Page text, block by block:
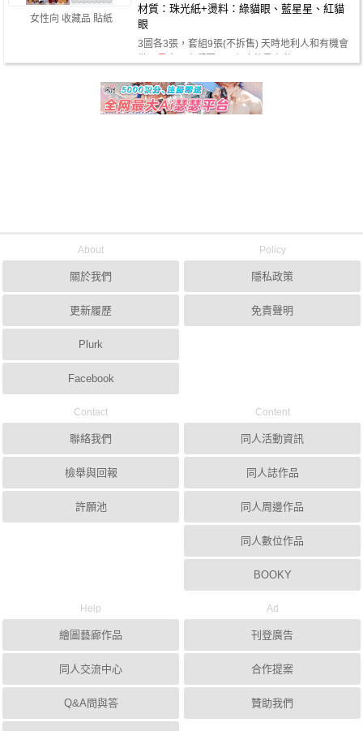
女性向 收藏品 貼紙
材質：珠光紙+燙料：綠貓眼、藍星星、紅貓
眼
3圖各3張，套組9張(不拆售) 天時地利人和有機會
About
關於我們
更新履歷
Plurk
Facebook
Policy
隱私政策
免責聲明
Contact
聯絡我們
檢舉與回報
許願池
Content
同人活動資訊
同人誌作品
同人周邊作品
同人數位作品
BOOKY
Help
繪圖藝廊作品
同人交流中心
Q&A問與答
Ad
刊登廣告
合作提案
贊助我們